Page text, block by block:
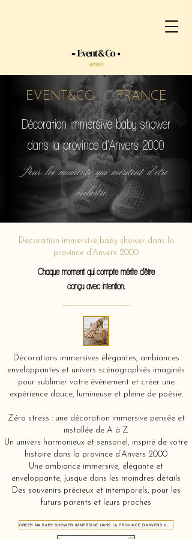
EVENT&CO FRANCE
Décoration immersive baby shower
dans la province d’Anvers 2000
Pour les moments qui méritent d'etre
orchestré...
Décoration immersive baby shower dans la
province d’Anvers 2000
Chaque moment qui compte mérite d'être
conçu avec intention.
Décorations immersives élégantes, ambiances
enveloppantes et univers scénographiés imaginés
pour sublimer votre événement et créer une
expérience douce, lumineuse et pleine de poésie.
Zéro stress : une décoration immersive pensée et
installée de A à Z
Un univers harmonieux et sensoriel, inspiré de votre
histoire dans la province d’Anvers 2000
Une ambiance immersive, élégante et
enveloppante, jusque dans les moindres détails
Des souvenirs précieux et intemporels, pour les
futurs parents et leurs proches